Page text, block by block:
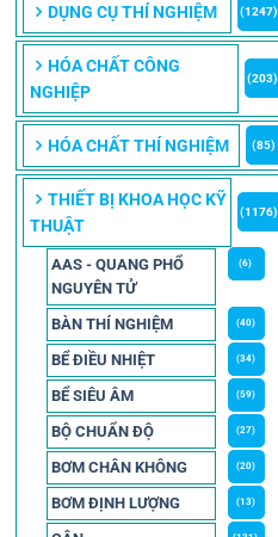
DỤNG CỤ THÍ NGHIỆM (1247)
HÓA CHẤT CÔNG
NGHIỆP
(203)
HÓA CHẤT THÍ NGHIỆM (85)
THIẾT BỊ KHOA HỌC KỸ
THUẬT
(1176)
AAS - QUANG PHỔ
NGUYÊN TỬ
(6)
BÀN THÍ NGHIỆM (40)
BỂ ĐIỀU NHIỆT (34)
BỂ SIÊU ÂM (59)
BỘ CHUẨN ĐỘ (27)
BƠM CHÂN KHÔNG (20)
BƠM ĐỊNH LƯỢNG (13)